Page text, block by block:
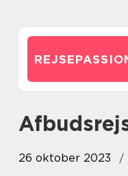
26 oktober 2023